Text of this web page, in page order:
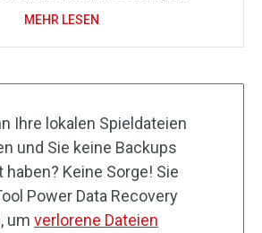
MEHR LESEN
Ihre lokalen Spieldateien
und Sie keine Backups
Keine Sorge! Sie
Power Data Recovery
um verlorene Dateien